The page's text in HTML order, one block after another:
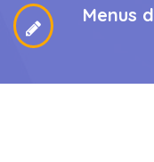
VIE
Menus